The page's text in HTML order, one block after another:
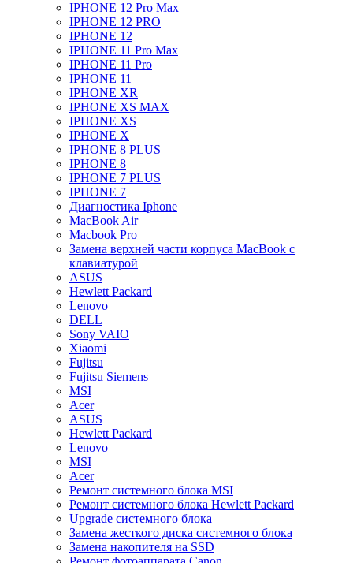
IPHONE 12 Pro Max
IPHONE 12 PRO
IPHONE 12
IPHONE 11 Pro Max
IPHONE 11 Pro
IPHONE 11
IPHONE XR
IPHONE XS MAX
IPHONE XS
IPHONE X
IPHONE 8 PLUS
IPHONE 8
IPHONE 7 PLUS
IPHONE 7
Диагностика Iphone
MacBook Air
Macbook Pro
Замена верхней части корпуса MacBook с
клавиатурой
ASUS
Hewlett Packard
Lenovo
DELL
Sony VAIO
Xiaomi
Fujitsu
Fujitsu Siemens
MSI
Acer
ASUS
Hewlett Packard
Lenovo
MSI
Acer
Ремонт системного блока MSI
Ремонт системного блока Hewlett Packard
Upgrade системного блока
Замена жесткого диска системного блока
Замена накопителя на SSD